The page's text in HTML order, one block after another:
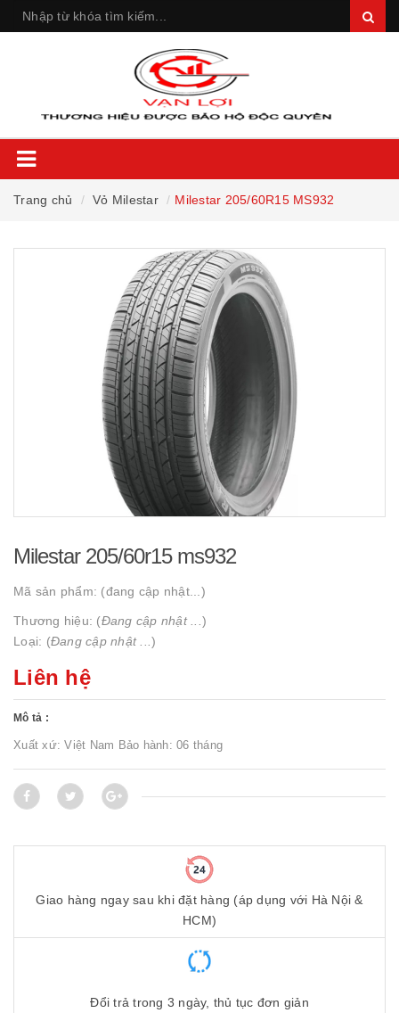
Trang chủ Vỏ Milestar Milestar 205/60R15 MS932
Milestar 205/60r15 ms932
Mã sản phẩm: (đang cập nhật...)
Thương hiệu: (Đang cập nhật ... )
Loại: (Đang cập nhật ... )
Liên hệ
Mô tả :
Xuất xứ: Việt Nam Bảo hành: 06 tháng
Giao hàng ngay sau khi đặt hàng (áp dụng với Hà Nội &
HCM)
Đổi trả trong 3 ngày, thủ tục đơn giản